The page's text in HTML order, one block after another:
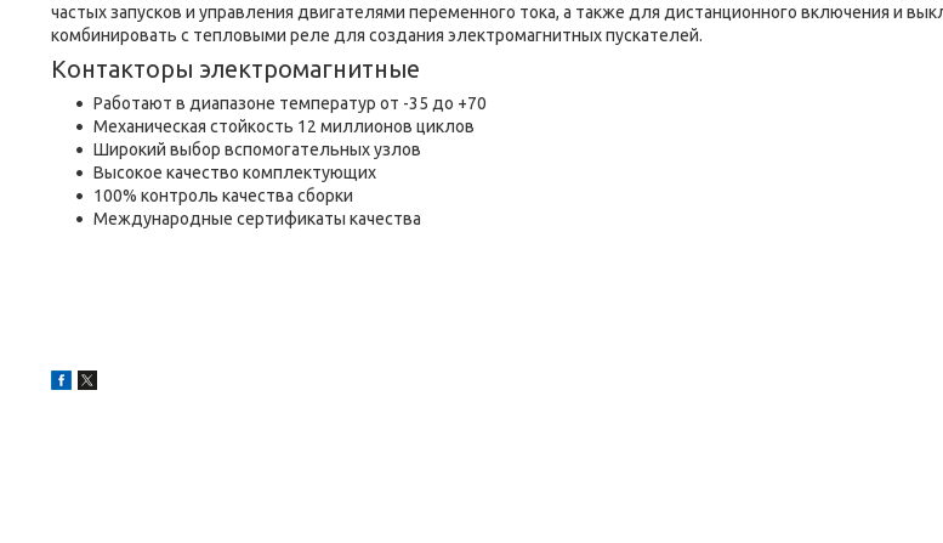
частых запусков и управления двигателями переменного тока, а также для дистанционного включения и
комбинировать с тепловыми реле для создания электромагнитных пускателей.
Контакторы электромагнитные
Работают в диапазоне температур от -35 до +70
Механическая стойкость 12 миллионов циклов
Широкий выбор вспомогательных узлов
Высокое качество комплектующих
100% контроль качества сборки
Международные сертификаты качества